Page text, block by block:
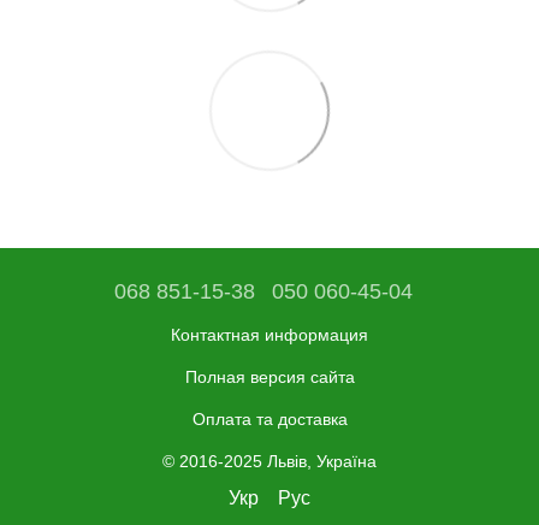
068 851-15-38 050 060-45-04
Контактная информация
Полная версия сайта
Оплата та доставка
© 2016-2025 Львів, Україна
Укр Рус